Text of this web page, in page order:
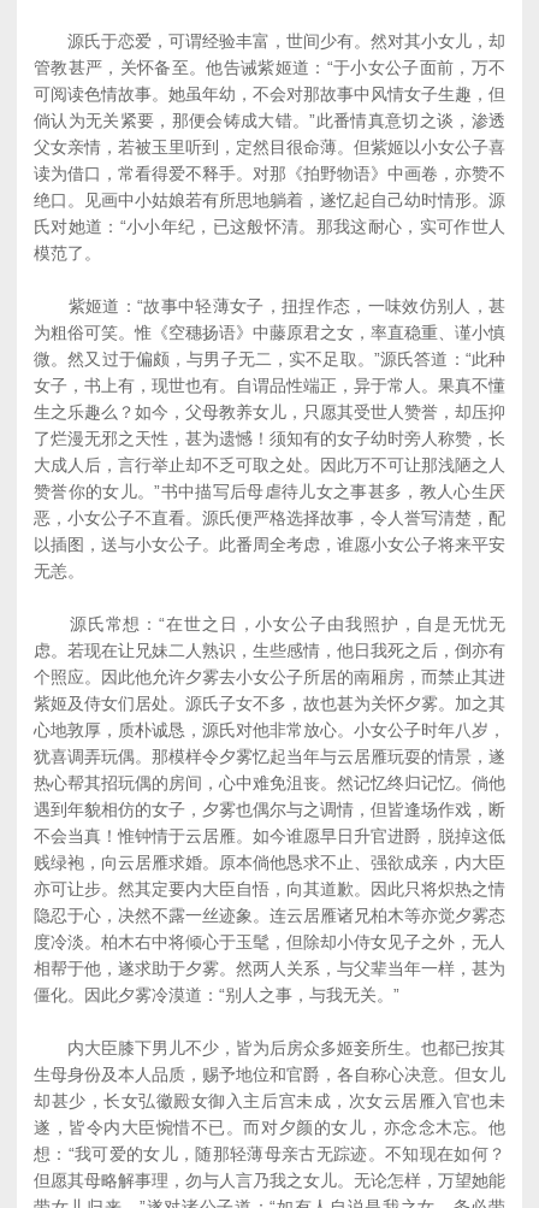
源氏于恋爱，可谓经验丰富，世间少有。然对其小女儿，却
管教甚严，关怀备至。他告诫紫姬道：“于小女公子面前，万不
可阅读色情故事。她虽年幼，不会对那故事中风情女子生趣，但
倘认为无关紧要，那便会铸成大错。”此番情真意切之谈，渗透
父女亲情，若被玉里听到，定然目很命薄。但紫姬以小女公子喜
读为借口，常看得爱不释手。对那《拍野物语》中画卷，亦赞不
绝口。见画中小姑娘若有所思地躺着，遂忆起自己幼时情形。源
氏对她道：“小小年纪，已这般怀清。那我这耐心，实可作世人
模范了。
紫姬道：“故事中轻薄女子，扭捏作态，一味效仿别人，甚
为粗俗可笑。惟《空穗扬语》中藤原君之女，率直稳重、谨小慎
微。然又过于偏颇，与男子无二，实不足取。”源氏答道：“此种
女子，书上有，现世也有。自谓品性端正，异于常人。果真不懂
生之乐趣么？如今，父母教养女儿，只愿其受世人赞誉，却压抑
了烂漫无邪之天性，甚为遗憾！须知有的女子幼时旁人称赞，长
大成人后，言行举止却不乏可取之处。因此万不可让那浅陋之人
赞誉你的女儿。”书中描写后母虐待儿女之事甚多，教人心生厌
恶，小女公子不直看。源氏便严格选择故事，令人誉写清楚，配
以插图，送与小女公子。此番周全考虑，谁愿小女公子将来平安
无恙。
源氏常想：“在世之日，小女公子由我照护，自是无忧无
虑。若现在让兄妹二人熟识，生些感情，他日我死之后，倒亦有
个照应。因此他允许夕雾去小女公子所居的南厢房，而禁止其进
紫姬及侍女们居处。源氏子女不多，故也甚为关怀夕雾。加之其
心地敦厚，质朴诚恳，源氏对他非常放心。小女公子时年八岁，
犹喜调弄玩偶。那模样令夕雾忆起当年与云居雁玩耍的情景，遂
热心帮其招玩偶的房间，心中难免沮丧。然记忆终归记忆。倘他
遇到年貌相仿的女子，夕雾也偶尔与之调情，但皆逢场作戏，断
不会当真！惟钟情于云居雁。如今谁愿早日升官进爵，脱掉这低
贱绿袍，向云居雁求婚。原本倘他恳求不止、强欲成亲，内大臣
亦可让步。然其定要内大臣自悟，向其道歉。因此只将炽热之情
隐忍于心，决然不露一丝迹象。连云居雁诸兄柏木等亦觉夕雾态
度冷淡。柏木右中将倾心于玉髦，但除却小侍女见子之外，无人
相帮于他，遂求助于夕雾。然两人关系，与父辈当年一样，甚为
僵化。因此夕雾冷漠道：“别人之事，与我无关。”
内大臣膝下男儿不少，皆为后房众多姬妾所生。也都已按其
生母身份及本人品质，赐予地位和官爵，各自称心决意。但女儿
却甚少，长女弘徽殿女御入主后宫未成，次女云居雁入官也未
遂，皆令内大臣惋惜不已。而对夕颜的女儿，亦念念木忘。他
想：“我可爱的女儿，随那轻薄母亲古无踪迹。不知现在如何？
但愿其母略解事理，勿与人言乃我之女儿。无论怎样，万望她能